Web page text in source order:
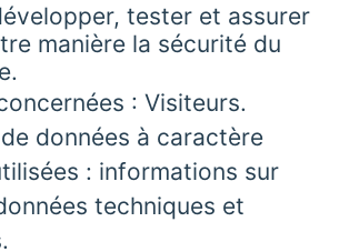
tester et assurer
manière la sécurité du
: Visiteurs.
données à caractère
: informations sur
techniques et